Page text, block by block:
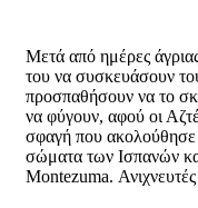
Μετά από ημέρες
του να συσκευάσουν
προσπαθήσουν να το
να φύγουν, αφού οι
σφαγή που ακολούθησε
σώματα των Ισπανών
Montezuma.